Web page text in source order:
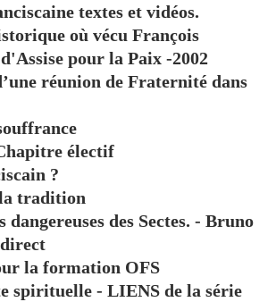
textes et vidéos.
où vécu François
pour la Paix -2002
réunion de Fraternité dans
électif
?
tradition
des Sectes. - Bruno
la formation OFS
spirituelle - LIENS de la série